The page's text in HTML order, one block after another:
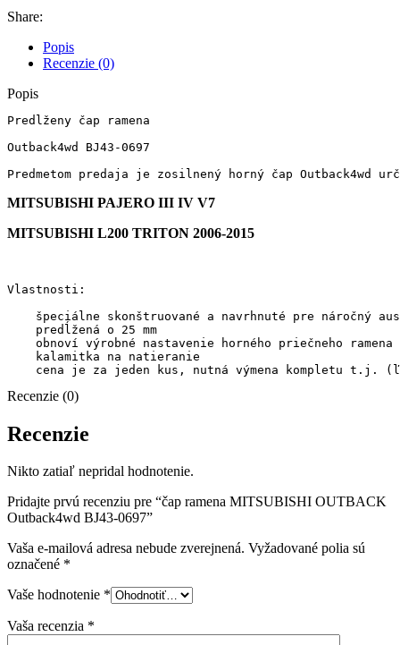
Share:
Popis
Recenzie (0)
Popis
Predlženy čap ramena
Outback4wd BJ43-0697
Predmetom predaja je zosilnený horný čap Outback4wd
MITSUBISHI PAJERO III IV V7
MITSUBISHI L200 TRITON 2006-2015
Vlastnosti:
špeciálne skonštruované a navrhnuté pre náročný
    predĺžená o 25 mm
obnoví výrobné nastavenie horného priečneho
    kalamitka na natieranie
Recenzie (0)
Recenzie
Nikto zatiaľ nepridal hodnotenie.
Pridajte prvú recenziu pre “čap ramena MITSUBISHI OUTBACK
Outback4wd BJ43-0697”
Vaša e-mailová adresa nebude zverejnená. Vyžadované polia sú
označené *
Vaše hodnotenie *
Vaša recenzia *